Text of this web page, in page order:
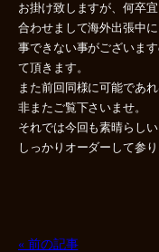
お掛け致しますが、何卒
合わせまして海外出張中
事できない事がございま
て頂きます。
また前回同様に可能であ
非またご覧下さいませ。
それでは今回も素晴らし
しっかりオーダーして参
« 前の記事